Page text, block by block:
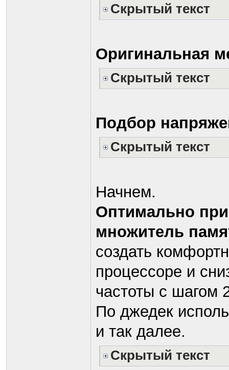
Скрытый текст
Оригинальная
Скрытый текст
Подбор
Скрытый текст
Начнем.
Оптимально при
множитель
создать
процессоре и
частоты с шагом
По джедек
и так далее.
Скрытый текст